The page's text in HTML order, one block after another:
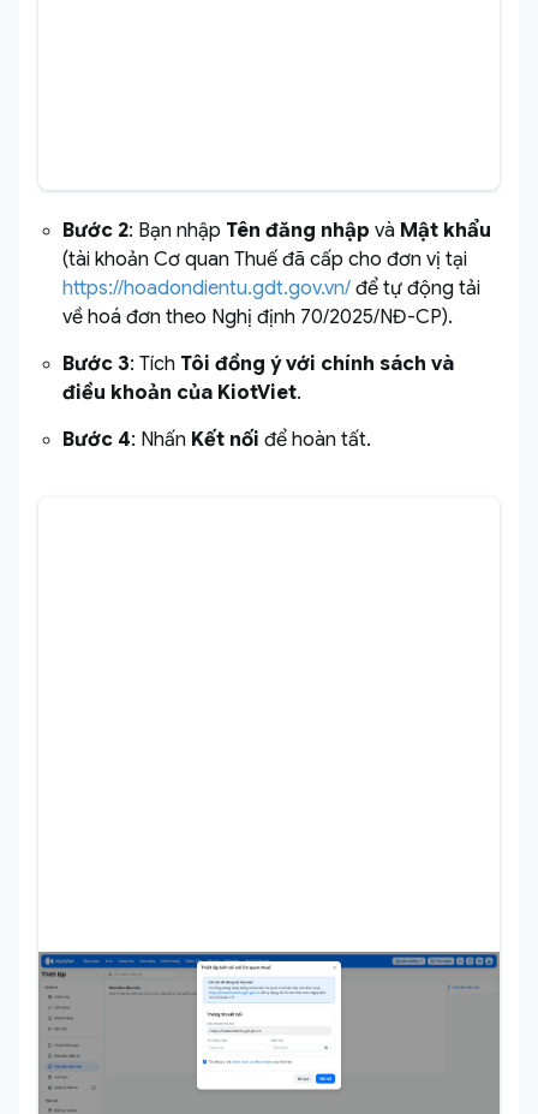
Bước 2: Bạn nhập Tên đăng nhập và Mật khẩu
(tài khoản Cơ quan Thuế đã cấp cho đơn vị tại
https://hoadondientu.gdt.gov.vn/ để tự động tải
về hoá đơn theo Nghị định 70/2025/NĐ-CP).
Bước 3: Tích Tôi đồng ý với chính sách và
điều khoản của KiotViet.
Bước 4: Nhấn Kết nối để hoàn tất.